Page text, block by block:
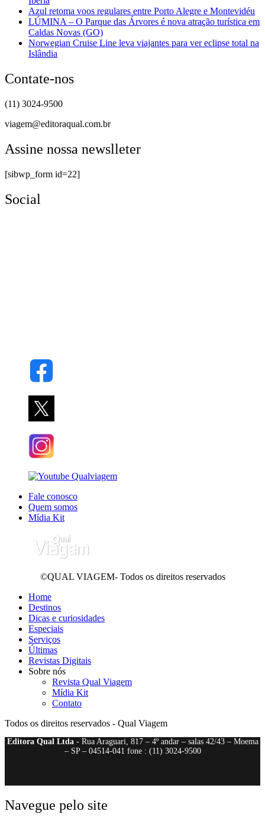
Azul retoma voos regulares entre Porto Alegre e Montevidéu
LÚMINA – O Parque das Árvores é nova atração turística em
Caldas Novas (GO)
Norwegian Cruise Line leva viajantes para ver eclipse total na
Islândia
Contate-nos
(11) 3024-9500
viagem@editoraqual.com.br
Assine nossa newslleter
[sibwp_form id=22]
Social
Fale conosco
Quem somos
Mídia Kit
©QUAL VIAGEM- Todos os direitos reservados
Home
Destinos
Dicas e curiosidades
Especiais
Serviços
Últimas
Revistas Digitais
Sobre nós
Revista Qual Viagem
Mídia Kit
Contato
Todos os direitos reservados - Qual Viagem
Editora Qual Ltda- Rua Araguari, 817 – 4º andar – salas 42/43 – Moema
– SP – 04514-041 fone : (11) 3024-9500
Navegue pelo site